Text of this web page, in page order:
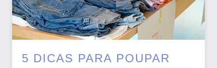
5 DICAS PARA POUPAR